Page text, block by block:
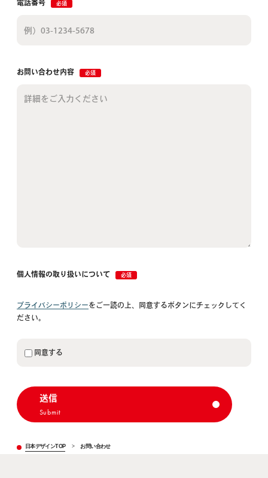
電話番号 必須
お問い合わせ内容 必須
個人情報の取り扱いについて 必須
プライバシーポリシーをご一読の上、同意するボタンにチェックしてく
ださい。
同意する
送信
Submit
日本デザインTOP>お問い合わせ